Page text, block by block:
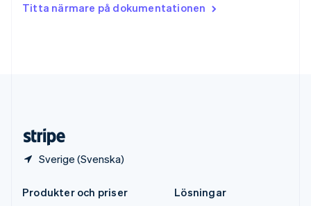
Titta närmare på dokumentationen
Sverige (Svenska)
English
Produkter och priser
Lösningar